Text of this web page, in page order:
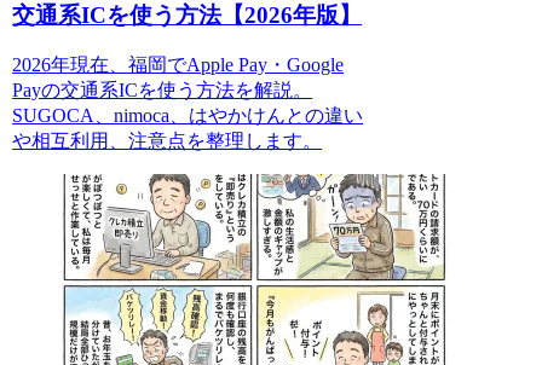
交通系ICを使う方法【2026年版】
2026年現在、福岡でApple Pay・Google
Payの交通系ICを使う方法を解説。
SUGOCA、nimoca、はやかけんとの違い
や相互利用、注意点を整理します。